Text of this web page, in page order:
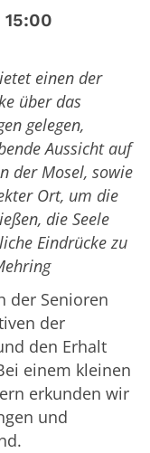
einen der
über das
gelegen,
Aussicht auf
der Mosel, sowie
Ort, um die
die Seele
Eindrücke zu
der Senioren
der
den Erhalt
einem kleinen
erkunden wir
und